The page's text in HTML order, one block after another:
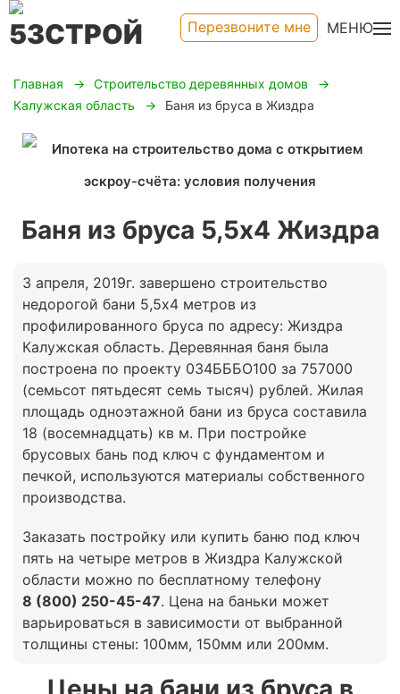
Перезвоните мне МЕНЮ
Главная
Строительство деревянных домов
Калужская область
Баня из бруса в Жиздра
Баня из бруса 5,5х4 Жиздра
3 апреля, 2019г. завершено строительство
недорогой бани 5,5х4 метров из
профилированного бруса по адресу: Жиздра
Калужская область. Деревянная баня была
построена по проекту 034БББО100 за 757000
(семьсот пятьдесят семь тысяч) рублей. Жилая
площадь одноэтажной бани из бруса составила
18 (восемнадцать) кв м. При постройке
брусовых бань под ключ с фундаментом и
печкой, используются материалы собственного
производства.
Заказать постройку или купить баню под ключ
пять на четыре метров в Жиздра Калужской
области можно по бесплатному телефону
8 (800) 250-45-47. Цена на баньки может
варьироваться в зависимости от выбранной
толщины стены: 100мм, 150мм или 200мм.